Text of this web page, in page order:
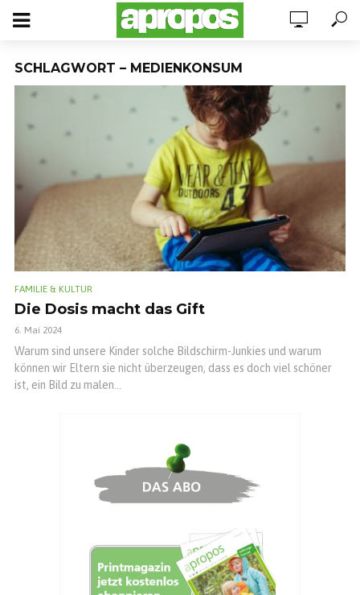
SCHLAGWORT – MEDIENKONSUM
FAMILIE & KULTUR
Die Dosis macht das Gift
6. Mai 2024
Warum sind unsere Kinder solche Bildschirm-Junkies und warum
können wir Eltern sie nicht überzeugen, dass es doch viel schöner
ist, ein Bild zu malen...